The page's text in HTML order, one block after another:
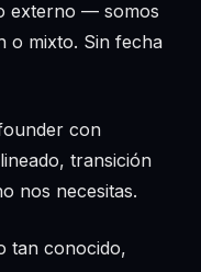
externo — somos
o mixto. Sin fecha
con
transición
nos necesitas.
tan conocido,